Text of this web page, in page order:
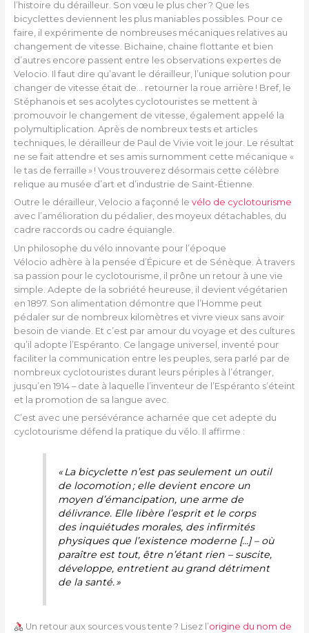
l’histoire du dérailleur. Son vœu le plus cher ? Que les
bicyclettes deviennent les plus maniables possibles. Pour ce
faire, il expérimente de nombreuses mécaniques relatives au
changement de vitesse. Bichaine, chaine flottante et bien
d’autres encore passent entre les observations expertes de
Velocio. Il faut dire qu’avant le dérailleur, l’unique solution pour
changer de vitesse était de… retourner la roue arrière ! Bref, le
Stéphanois et ses acolytes cyclotouristes se mettent à
promouvoir le changement de vitesse, également appelé la
polymultiplication. Après de nombreux tests et articles
techniques, le dérailleur de Paul de Vivie voit le jour. Le résultat
ne se fait attendre et ses amis surnomment cette mécanique «
le tas de ferraille » ! Vous trouverez désormais cette célèbre
relique au musée d’art et d’industrie de Saint-Étienne.
Outre le dérailleur, Velocio a façonné le vélo de cyclotourisme
avec l’amélioration du pédalier, des moyeux détachables, du
cadre raccords ou cadre équiangle.
Un philosophe du vélo innovante pour l’époque
Vélocio adhère à la pensée d’Épicure et de Sénèque. À travers
sa passion pour le cyclotourisme, il prône un retour à une vie
simple. Adepte de la sobriété heureuse, il devient végétarien
en 1897. Son alimentation démontre que l’Homme peut
pédaler sur de nombreux kilomètres et vivre vieux sans avoir
besoin de viande. Et c’est par amour du voyage et des cultures
qu’il adopte l’Espéranto. Ce langage universel, inventé pour
faciliter la communication entre les peuples, sera parlé par de
nombreux cyclotouristes durant leurs périples à l’étranger,
jusqu’en 1914 – date à laquelle l’inventeur de l’Espéranto s’éteint
et la promotion de sa langue avec.
C’est avec une persévérance acharnée que cet adepte du
cyclotourisme défend la pratique du vélo. Il affirme :
« La bicyclette n’est pas seulement un outil
de locomotion ; elle devient encore un
moyen d’émancipation, une arme de
délivrance. Elle libère l’esprit et le corps
des inquiétudes morales, des infirmités
physiques que l’existence moderne […] – où
paraître est tout, être n’étant rien – suscite,
développe, entretient au grand détriment
de la santé. »
Un retour aux sources vous tente ? Lisez l’origine du nom de